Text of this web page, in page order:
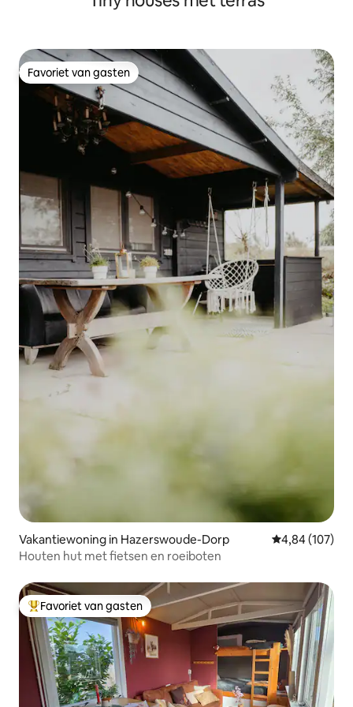
Favoriet van gasten
Favoriet van gasten
Vakantiewoning in Hazerswoude-Dorp Gemiddelde
4,84 (107)
Houten hut met fietsen en roeiboten
Topfavoriet van gasten
Favoriet van gasten